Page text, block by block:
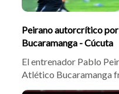
Peirano autorcrítico
Bucaramanga - Cúcuta
El entrenador Pablo
Atlético Bucaramanga
la tercera fecha de la